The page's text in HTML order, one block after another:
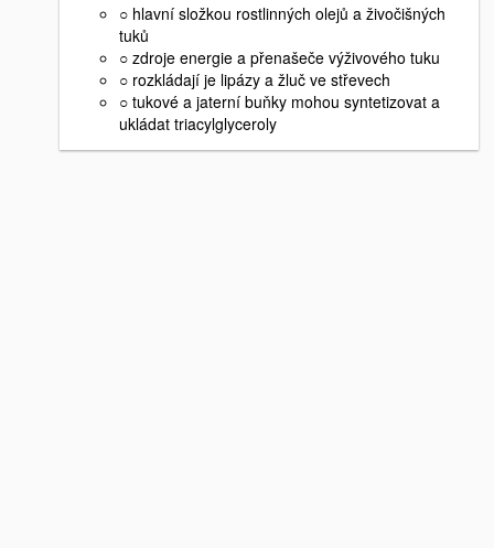
○ hlavní složkou rostlinných olejů a živočišných
tuků
○ zdroje energie a přenašeče výživového tuku
○ rozkládají je lipázy a žluč ve střevech
○ tukové a jaterní buňky mohou syntetizovat a
ukládat triacylglyceroly